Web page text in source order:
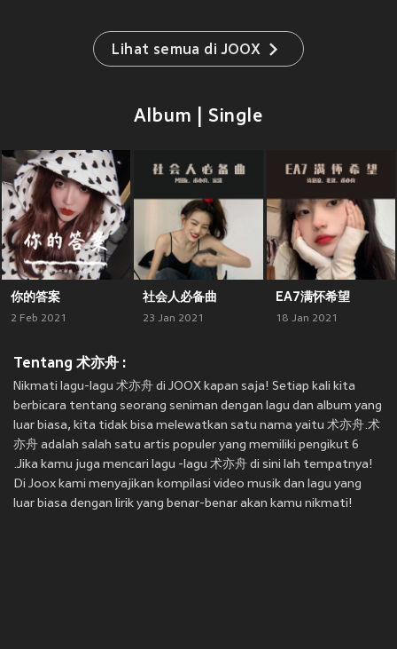
Lihat semua di JOOX
Album | Single
你的答案
2 Feb 2021
社会人必备曲
23 Jan 2021
EA7满怀希望
18 Jan 2021
Tentang 术亦舟 :
Nikmati lagu-lagu 术亦舟 di JOOX kapan saja! Setiap kali kita
berbicara tentang seorang seniman dengan lagu dan album yang
luar biasa, kita tidak bisa melewatkan satu nama yaitu 术亦舟.术
亦舟 adalah salah satu artis populer yang memiliki pengikut 6
.Jika kamu juga mencari lagu -lagu 术亦舟 di sini lah tempatnya!
Di Joox kami menyajikan kompilasi video musik dan lagu yang
luar biasa dengan lirik yang benar-benar akan kamu nikmati!